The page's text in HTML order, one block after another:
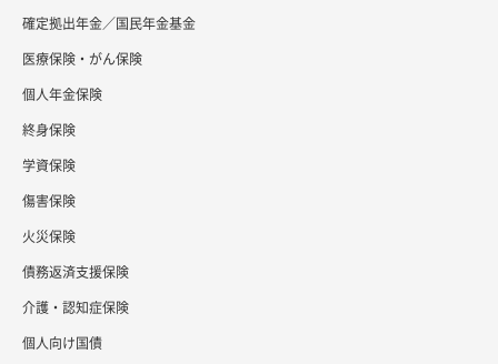
確定拠出年金／国民年金基金
医療保険・がん保険
個人年金保険
終身保険
学資保険
傷害保険
火災保険
債務返済支援保険
介護・認知症保険
個人向け国債